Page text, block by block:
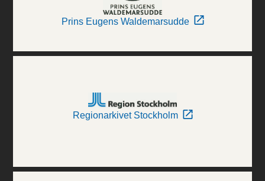
Prins Eugens Waldemarsudde
Regionarkivet Stockholm